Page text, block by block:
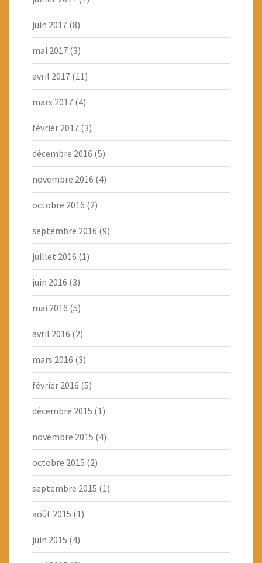
juin 2017 (8)
mai 2017 (3)
avril 2017 (11)
mars 2017 (4)
février 2017 (3)
décembre 2016 (5)
novembre 2016 (4)
octobre 2016 (2)
septembre 2016 (9)
juillet 2016 (1)
juin 2016 (3)
mai 2016 (5)
avril 2016 (2)
mars 2016 (3)
février 2016 (5)
décembre 2015 (1)
novembre 2015 (4)
octobre 2015 (2)
septembre 2015 (1)
août 2015 (1)
juin 2015 (4)